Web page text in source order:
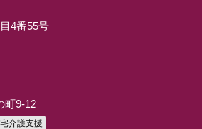
4番55号
町9-12
介護支援